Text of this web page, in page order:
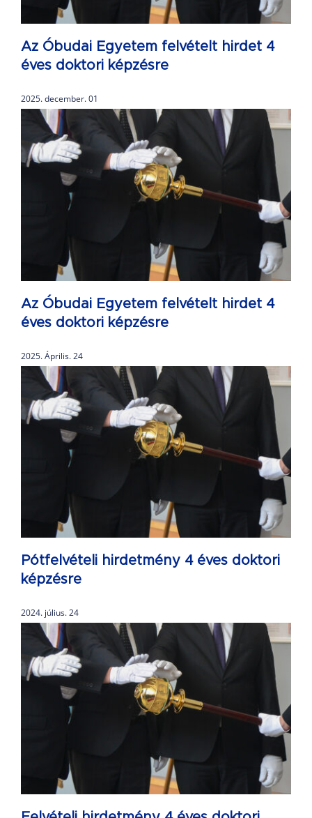
Az Óbudai Egyetem felvételt hirdet 4
éves doktori képzésre
2025. december. 01
Az Óbudai Egyetem felvételt hirdet 4
éves doktori képzésre
2025. Április. 24
Pótfelvételi hirdetmény 4 éves doktori
képzésre
2024. július. 24